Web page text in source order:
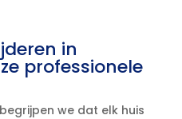
in
professionele
begrijpen we dat elk huis